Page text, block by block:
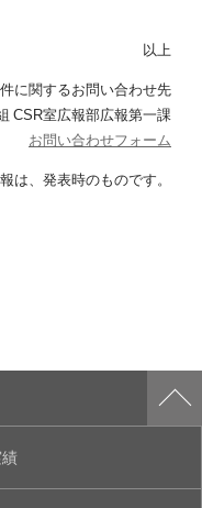
以上
に関するお問い合わせ先
CSR室広報部広報第一課
お問い合わせフォーム
は、発表時のものです。